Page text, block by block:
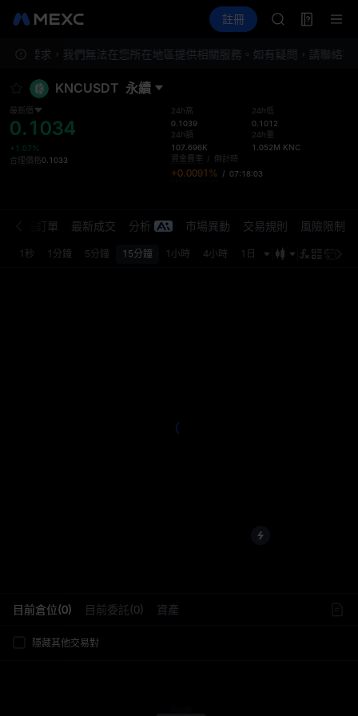
合約信息 活動
註冊
SKYAI
SPCX 解禁不
SPCX 解禁不
監管要求，我們無法在您所在地區提供相關服務。如有疑問，請聯絡客
KNCUSDT 永續
最新價
0.1034
+1.07%
合理價格0.1033
24h高
0.1039
24h額
107.696K
24h低
0.1012
24h量
1.052M KNC
資金費率 / 倒計時
+0.0091% / 07:18:02
目前倉位(0) 目前委託(0) 資產
隱藏其他交易對
委託訂單 最新成交 分析 市場異動 交易規則 風險限制
1秒 1分鐘 5分鐘 15分鐘 1小時 4小時 1日